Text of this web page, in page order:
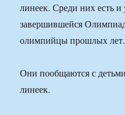
линеек. Среди них есть и
завершившейся
олимпийцы прошлых лет.
Они пообщаются с
линеек.